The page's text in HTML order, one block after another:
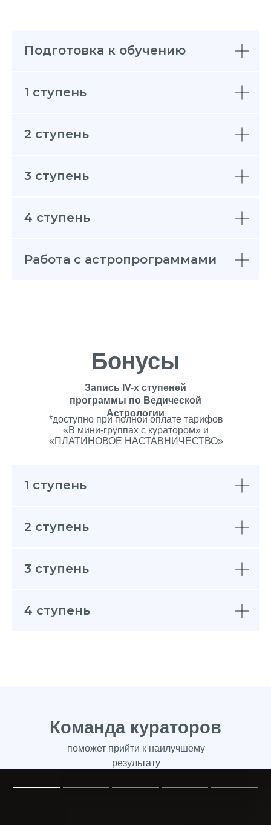
Подготовка к обучению
1 ступень
2 ступень
3 ступень
4 ступень
Работа с астропрограммами
Бонусы
Запись IV-х ступеней
программы по Ведической
Астрологии
*доступно при полной оплате тарифов
«В мини-группах с куратором» и
«ПЛАТИНОВОЕ НАСТАВНИЧЕСТВО»
1 ступень
2 ступень
3 ступень
4 ступень
Команда кураторов
поможет прийти к наилучшему
результату